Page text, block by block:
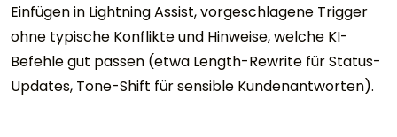
Einfügen in Lightning Assist, vorgeschlagene Trigger
ohne typische Konflikte und Hinweise, welche KI-
Befehle gut passen (etwa Length-Rewrite für Status-
Updates, Tone-Shift für sensible Kundenantworten).